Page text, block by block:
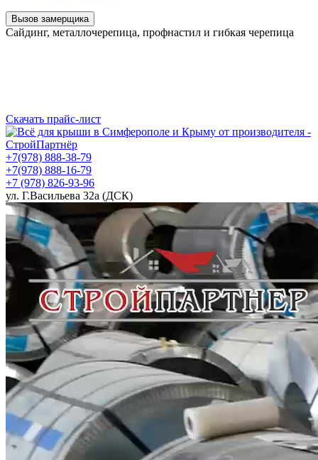
Вызов замерщика
Сайдинг, металлочерепица, профнастил и гибкая черепица
Скачать прайс-лист
+7(978) 888-38-79
+7(978) 888-16-79
+7 (978) 826-93-96
ул. Г.Васильева 32а (ДСК)